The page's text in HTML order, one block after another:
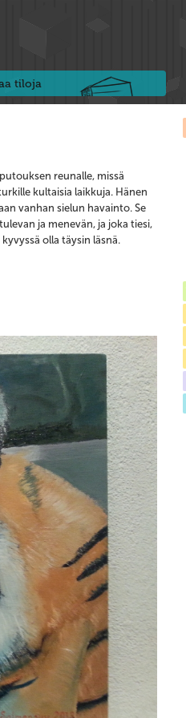
tiloja
reunalle, missä
kultaisia laikkuja. Hänen
vanhan sielun havainto. Se
ja menevän, ja joka tiesi,
olla täysin läsnä.